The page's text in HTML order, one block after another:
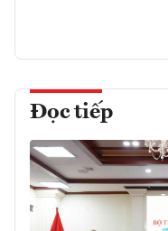
Đọc tiếp